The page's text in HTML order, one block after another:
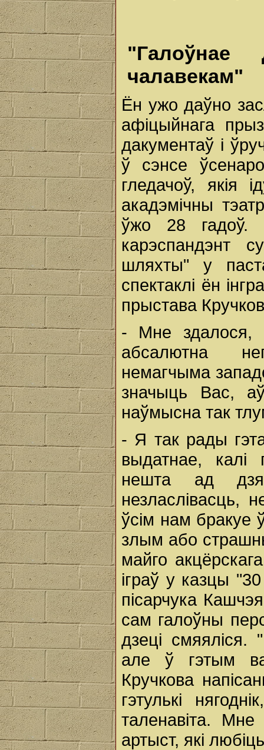
чалавекам"
Ён ужо даўно
афіцыйнага
дакументаў і
ў сэнсе
гледачоў, якія
акадэмічны
ўжо 28 гадоў.
карэспандэнт
шляхты" у
спектаклі ён
прыстава
- Мне здалося,
абсалютна
немагчыма
значыць Вас,
наўмысна так
- Я так рады
выдатнае,
нешта ад
незласлівасць,
ўсім нам бракуе
злым або
майго
іграў у казцы
пісарчука
сам галоўны
дзеці
але ў гэтым
Кручкова
гэтулькі
таленавіта.
артыст, які